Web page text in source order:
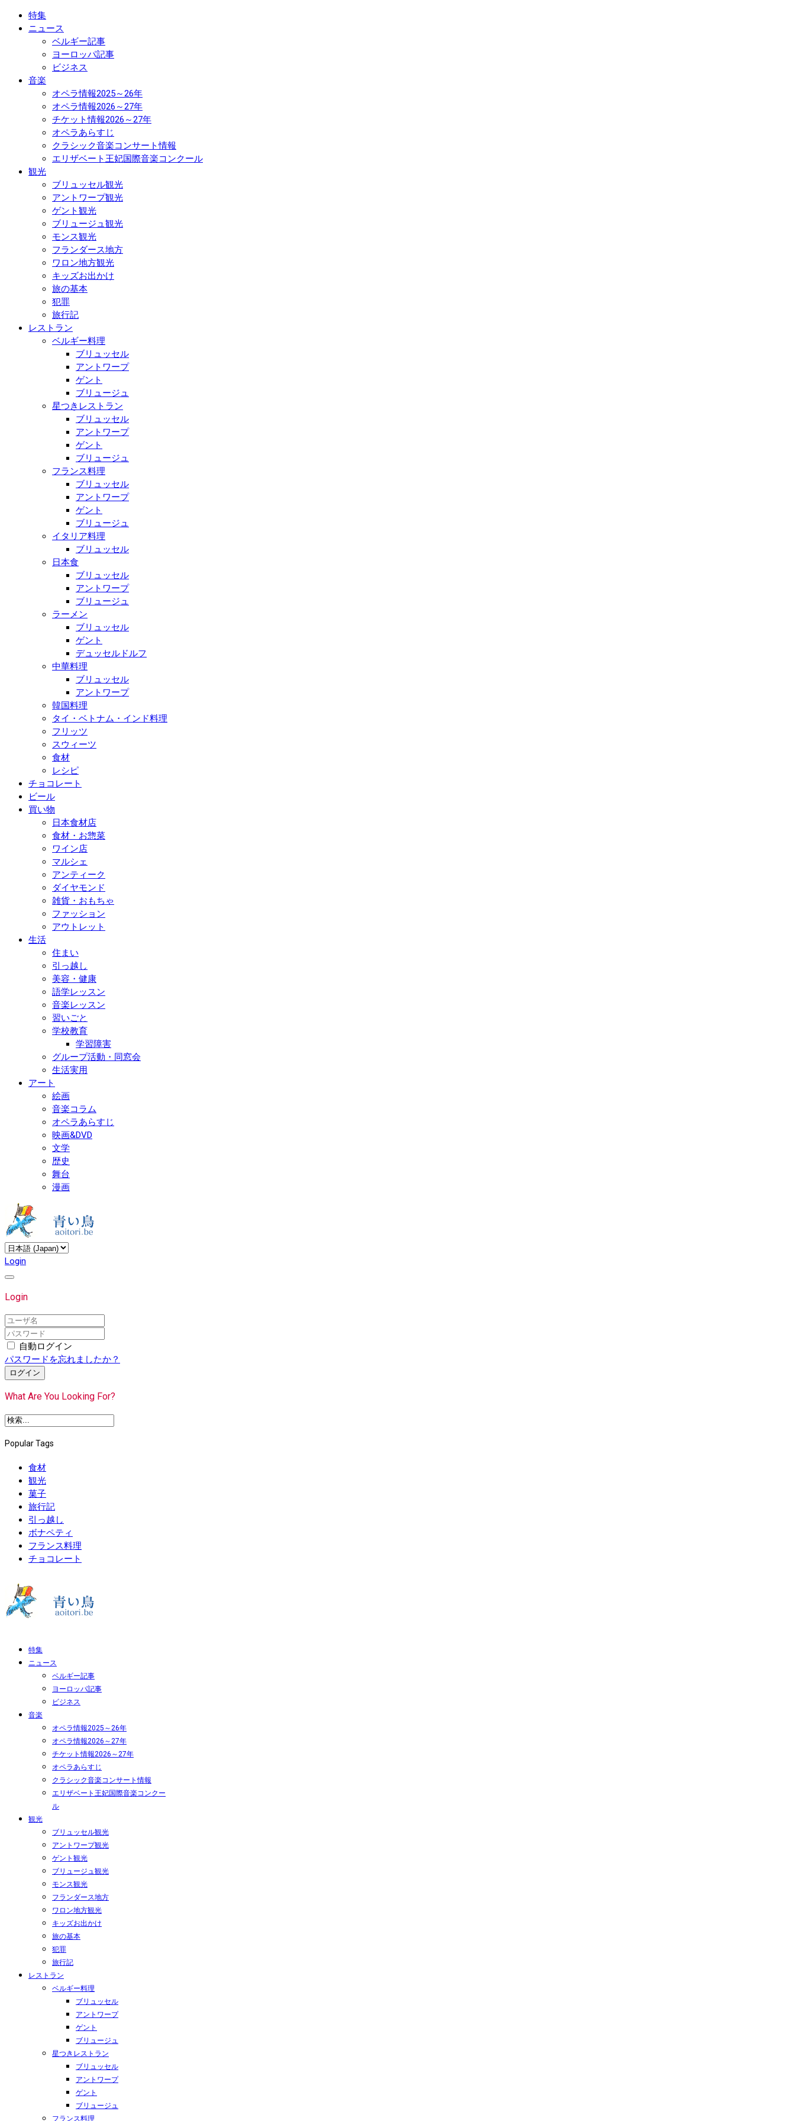
特集
ニュース
ベルギー記事
ヨーロッパ記事
ビジネス
音楽
オペラ情報2025～26年
オペラ情報2026～27年
チケット情報2026～27年
オペラあらすじ
クラシック音楽コンサート情報
エリザベート王妃国際音楽コンクール
観光
ブリュッセル観光
アントワープ観光
ゲント観光
ブリュージュ観光
モンス観光
フランダース地方
ワロン地方観光
キッズお出かけ
旅の基本
犯罪
旅行記
レストラン
ベルギー料理
ブリュッセル
アントワープ
ゲント
ブリュージュ
星つきレストラン
ブリュッセル
アントワープ
ゲント
ブリュージュ
フランス料理
ブリュッセル
アントワープ
ゲント
ブリュージュ
イタリア料理
ブリュッセル
日本食
ブリュッセル
アントワープ
ブリュージュ
ラーメン
ブリュッセル
ゲント
デュッセルドルフ
中華料理
ブリュッセル
アントワープ
韓国料理
タイ・ベトナム・インド料理
フリッツ
スウィーツ
食材
レシピ
チョコレート
ビール
買い物
日本食材店
食材・お惣菜
ワイン店
マルシェ
アンティーク
ダイヤモンド
雑貨・おもちゃ
ファッション
アウトレット
生活
住まい
引っ越し
美容・健康
語学レッスン
音楽レッスン
習いごと
学校教育
学習障害
グループ活動・同窓会
生活実用
アート
絵画
音楽コラム
オペラあらすじ
映画&DVD
文学
歴史
舞台
漫画
Login
Login
自動ログイン
パスワードを忘れましたか？
ログイン
What Are You Looking For?
Popular Tags
食材
観光
菓子
旅行記
引っ越し
ボナペティ
フランス料理
チョコレート
特集
ニュース
ベルギー記事
ヨーロッパ記事
ビジネス
音楽
オペラ情報2025～26年
オペラ情報2026～27年
チケット情報2026～27年
オペラあらすじ
クラシック音楽コンサート情報
エリザベート王妃国際音楽コンクー
ル
観光
ブリュッセル観光
アントワープ観光
ゲント観光
ブリュージュ観光
モンス観光
フランダース地方
ワロン地方観光
キッズお出かけ
旅の基本
犯罪
旅行記
レストラン
ベルギー料理
ブリュッセル
アントワープ
ゲント
ブリュージュ
星つきレストラン
ブリュッセル
アントワープ
ゲント
ブリュージュ
フランス料理